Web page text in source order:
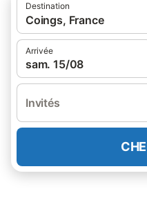
Destination
Coings, France
Arrivée
sam. 15/08
Invités